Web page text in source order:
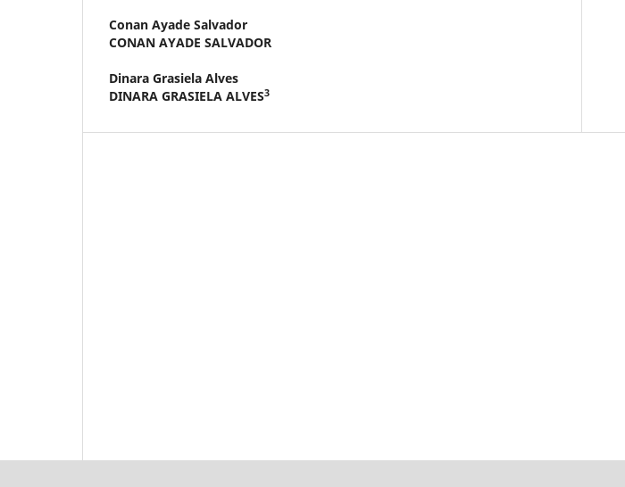
Conan Ayade Salvador
CONAN AYADE SALVADOR
Dinara Grasiela Alves
DINARA GRASIELA ALVES3